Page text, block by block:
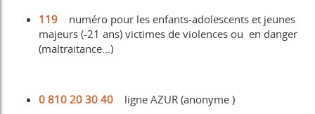
119
numéro pour les enfants-adolescents et jeunes
majeurs (-21 ans) victimes de violences ou en danger
(maltraitance...)
0 810 20 30 40
ligne AZUR (anonyme )